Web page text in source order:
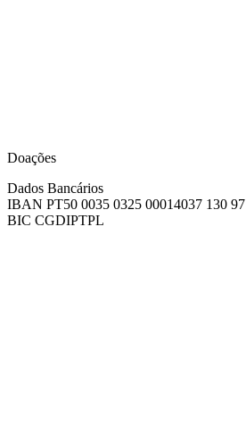
Doações
Dados Bancários
IBAN PT50 0035 0325 00014037 130 97
BIC CGDIPTPL